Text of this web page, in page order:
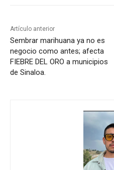
Artículo anterior
Sembrar marihuana ya no es
negocio como antes; afecta
FIEBRE DEL ORO a municipios
de Sinaloa.